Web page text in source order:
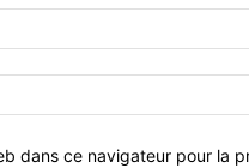
dans ce navigateur pour la